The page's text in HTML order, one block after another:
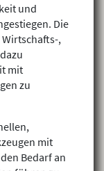
und
Die
,
mit
zu
mit
Bedarf an